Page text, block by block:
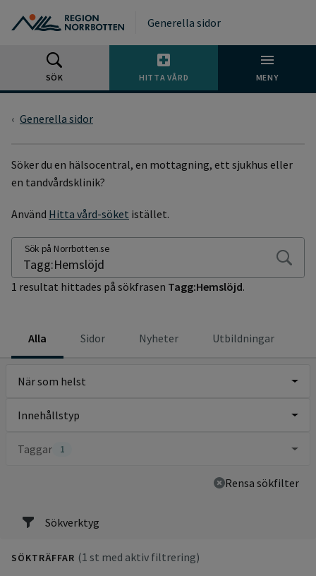
Generella sidor
SÖK HITTA VÅRD MENY
Generella sidor
SÖKSIDA
Söker du en hälsocentral, en mottagning, ett sjukhus eller
en tandvårdsklinik?
Använd Hitta vård-söket istället.
Sök på Norrbotten.se
1 resultat hittades på sökfrasen Tagg:Hemslöjd.
Alla Sidor Nyheter Utbildningar
Sökverktyg
När som helst
Innehållstyp
Taggar 1
Rensa sökfilter
SÖKTRÄFFAR (1 st med aktiv filtrering)